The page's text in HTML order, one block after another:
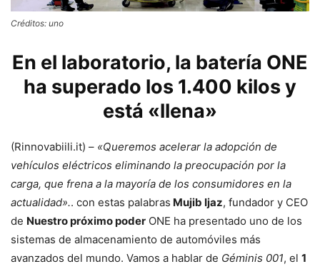
Créditos: uno
En el laboratorio, la batería ONE
ha superado los 1.400 kilos y
está «llena»
(Rinnovabiili.it) – «Queremos acelerar la adopción de
vehículos eléctricos eliminando la preocupación por la
carga, que frena a la mayoría de los consumidores en la
actualidad».. con estas palabras Mujib Ijaz, fundador y CEO
de Nuestro próximo poder ONE ha presentado uno de los
sistemas de almacenamiento de automóviles más
avanzados del mundo. Vamos a hablar de Géminis 001, el 1